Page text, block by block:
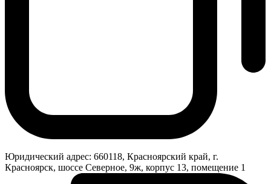
Юридический адрес: 660118, Красноярский край, г.
Красноярск, шоссе Северное, 9ж, корпус 13, помещение 1